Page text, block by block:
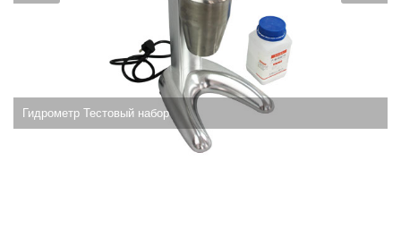
Гидрометр Тестовый набор